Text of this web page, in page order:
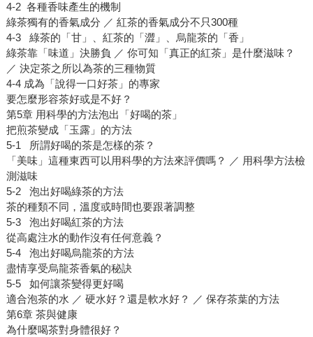
4-2 各種香味產生的機制
綠茶獨有的香氣成分 ／ 紅茶的香氣成分不只300種
4-3 綠茶的「甘」、紅茶的「澀」、烏龍茶的「香」
綠茶靠「味道」決勝負 ／ 你可知「真正的紅茶」是什麼滋味？
／ 決定茶之所以為茶的三種物質
4-4 成為「說得一口好茶」的專家
要怎麼形容茶好或是不好？
第5章 用科學的方法泡出「好喝的茶」
把煎茶變成「玉露」的方法
5-1 所謂好喝的茶是怎樣的茶？
「美味」這種東西可以用科學的方法來評價嗎？ ／ 用科學方法檢
測滋味
5-2 泡出好喝綠茶的方法
茶的種類不同，溫度或時間也要跟著調整
5-3 泡出好喝紅茶的方法
從高處注水的動作沒有任何意義？
5-4 泡出好喝烏龍茶的方法
盡情享受烏龍茶香氣的秘訣
5-5 如何讓茶變得更好喝
適合泡茶的水 ／ 硬水好？還是軟水好？ ／ 保存茶葉的方法
第6章 茶與健康
為什麼喝茶對身體很好？